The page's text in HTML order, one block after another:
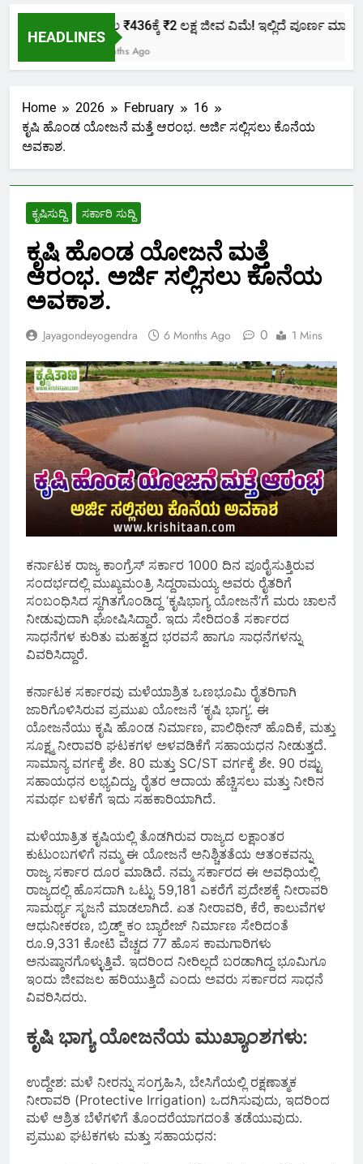
HEADLINES
ಕೇವಲ ₹436ಕ್ಕೆ ₹2 ಲಕ್ಷ ಜೀವ ವಿಮೆ! ಇಲ್ಲಿದೆ ಪೂರ್ಣ ಮಾಹಿತಿ.
2 Months Ago
Home 2026 February
16
ಕೃಷಿ ಹೊಂಡ ಯೋಜನೆ ಮತ್ತೆ ಆರಂಭ. ಅರ್ಜಿ ಸಲ್ಲಿಸಲು ಕೊನೆಯ
ಅವಕಾಶ.
ಕೃಷಿಸುದ್ದಿ ಸರ್ಕಾರಿ ಸುದ್ದಿ
ಕೃಷಿ ಹೊಂಡ ಯೋಜನೆ ಮತ್ತೆ
ಆರಂಭ. ಅರ್ಜಿ ಸಲ್ಲಿಸಲು ಕೊನೆಯ
ಅವಕಾಶ.
Jayagondeyogendra 6 Months Ago 0 1 Mins
ಕರ್ನಾಟಕ ರಾಜ್ಯ ಕಾಂಗ್ರೆಸ್ ಸರ್ಕಾರ 1000 ದಿನ ಪೂರೈಸುತ್ತಿರುವ
ಸಂದರ್ಭದಲ್ಲಿ ಮುಖ್ಯಮಂತ್ರಿ ಸಿದ್ದರಾಮಯ್ಯ ಅವರು ರೈತರಿಗೆ
ಸಂಬಂಧಿಸಿದ ಸ್ಥಗಿತಗೊಂಡಿದ್ದ ‘ಕೃಷಿಭಾಗ್ಯ ಯೋಜನೆ’ಗೆ ಮರು ಚಾಲನೆ
ನೀಡುವುದಾಗಿ ಘೋಷಿಸಿದ್ದಾರೆ. ಇದು ಸೇರಿದಂತೆ ಸರ್ಕಾರದ
ಸಾಧನೆಗಳ ಕುರಿತು ಮಹತ್ವದ ಭರವಸೆ ಹಾಗೂ ಸಾಧನೆಗಳನ್ನು
ವಿವರಿಸಿದ್ದಾರೆ.
ಕರ್ನಾಟಕ ಸರ್ಕಾರವು ಮಳೆಯಾಶ್ರಿತ ಒಣಭೂಮಿ ರೈತರಿಗಾಗಿ
ಜಾರಿಗೊಳಿಸಿರುವ ಪ್ರಮುಖ ಯೋಜನೆ ‘ಕೃಷಿ ಭಾಗ್ಯ’. ಈ
ಯೋಜನೆಯು ಕೃಷಿ ಹೊಂಡ ನಿರ್ಮಾಣ, ಪಾಲಿಥೀನ್ ಹೊದಿಕೆ, ಮತ್ತು
ಸೂಕ್ಷ್ಮ ನೀರಾವರಿ ಘಟಕಗಳ ಅಳವಡಿಕೆಗೆ ಸಹಾಯಧನ ನೀಡುತ್ತದೆ.
ಸಾಮಾನ್ಯ ವರ್ಗಕ್ಕೆ ಶೇ. 80 ಮತ್ತು SC/ST ವರ್ಗಕ್ಕೆ ಶೇ. 90 ರಷ್ಟು
ಸಹಾಯಧನ ಲಭ್ಯವಿದ್ದು, ರೈತರ ಆದಾಯ ಹೆಚ್ಚಿಸಲು ಮತ್ತು ನೀರಿನ
ಸಮರ್ಥ ಬಳಕೆಗೆ ಇದು ಸಹಕಾರಿಯಾಗಿದೆ.
ಮಳೆಯಾತ್ರಿತ ಕೃಷಿಯಲ್ಲಿ ತೊಡಗಿರುವ ರಾಜ್ಯದ ಲಕ್ಷಾಂತರ
ಕುಟುಂಬಗಳಿಗೆ ನಮ್ಮ ಈ ಯೋಜನೆ ಅನಿಶ್ಚಿತತೆಯ ಆತಂಕವನ್ನು
ರಾಜ್ಯ ಸರ್ಕಾರ ದೂರ ಮಾಡಿದೆ. ನಮ್ಮ ಸರ್ಕಾರದ ಈ ಅವಧಿಯಲ್ಲಿ
ರಾಜ್ಯದಲ್ಲಿ ಹೊಸದಾಗಿ ಒಟ್ಟು 59,181 ಎಕರೆಗೆ ಪ್ರದೇಶಕ್ಕೆ ನೀರಾವರಿ
ಸಾಮರ್ಥ್ಯ ಸೃಜನೆ ಮಾಡಲಾಗಿದೆ. ಏತ ನೀರಾವರಿ, ಕೆರೆ, ಕಾಲುವೆಗಳ
ಆಧುನೀಕರಣ, ಬ್ರಿಡ್ಜ್ ಕಂ ಬ್ಯಾರೇಜ್‌ ನಿರ್ಮಾಣ ಸೇರಿದಂತೆ
ರೂ.9,331 ಕೋಟಿ ವೆಚ್ಚದ 77 ಹೊಸ ಕಾಮಗಾರಿಗಳು
ಅನುಷ್ಠಾನಗೊಳ್ಳುತ್ತಿವೆ. ಇದರಿಂದ ನೀರಿಲ್ಲದೆ ಬರಡಾಗಿದ್ದ ಭೂಮಿಗೂ
ಇಂದು ಜೀವಜಲ ಹರಿಯುತ್ತಿದೆ ಎಂದು ಅವರು ಸರ್ಕಾರದ ಸಾಧನೆ
ವಿವರಿಸಿದರು.
ಕೃಷಿ ಭಾಗ್ಯ ಯೋಜನೆಯ ಮುಖ್ಯಾಂಶಗಳು:
ಉದ್ದೇಶ: ಮಳೆ ನೀರನ್ನು ಸಂಗ್ರಹಿಸಿ, ಬೇಸಿಗೆಯಲ್ಲಿ ರಕ್ಷಣಾತ್ಮಕ
ನೀರಾವರಿ (Protective Irrigation) ಒದಗಿಸುವುದು, ಇದರಿಂದ
ಮಳೆ ಆಶ್ರಿತ ಬೆಳೆಗಳಿಗೆ ತೊಂದರೆಯಾಗದಂತೆ ತಡೆಯುವುದು.
ಪ್ರಮುಖ ಘಟಕಗಳು ಮತ್ತು ಸಹಾಯಧನ: